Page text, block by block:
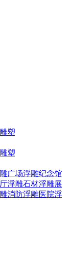
塑
塑
广场浮雕纪念馆
浮雕石材浮雕展
消防浮雕医院浮